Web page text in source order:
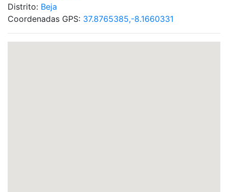
Distrito: Beja
Coordenadas GPS: 37.8765385,-8.1660331